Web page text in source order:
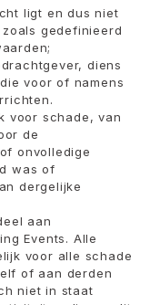
ligt en dus niet
gedefinieerd
diens
voor of namens
voor schade, van
de
onvolledige
was of
dergelijke
aan
Events. Alle
voor alle schade
of aan derden
niet in staat